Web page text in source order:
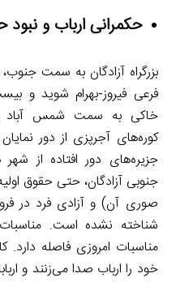
حکمرانی ارباب و
بزرگراه آزادگان به سمت
فرعی فیروز-بهرام شوید و
خاکی به سمت شمس آباد
کوره‌های آجرپزی از دور
جزیره‌های دور افتاده از
جنوبی آزادگان، حتی حقوق
صوری آن) و آزادی فرد در
شناخته نشده است.
مناسبات امروزی فاصله دارد.
خود را ارباب صدا می‌زنند و